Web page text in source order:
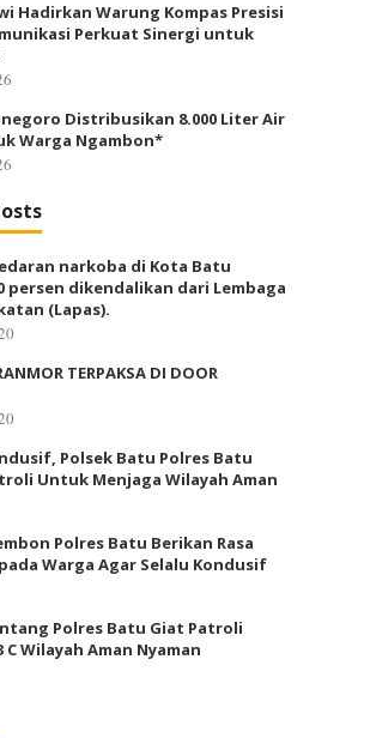
Hadirkan Warung Kompas Presisi
Perkuat Sinergi untuk
Distribusikan 8.000 Liter Air
Warga Ngambon*
narkoba di Kota Batu
persen dikendalikan dari Lembaga
(Lapas).
TERPAKSA DI DOOR
Polsek Batu Polres Batu
Untuk Menjaga Wilayah Aman
Polres Batu Berikan Rasa
Warga Agar Selalu Kondusif
Polres Batu Giat Patroli
Wilayah Aman Nyaman